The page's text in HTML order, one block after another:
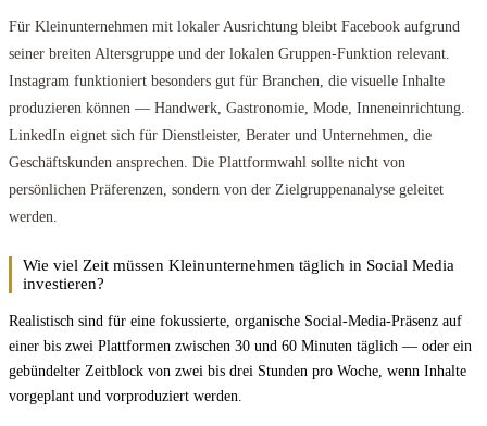
Für Kleinunternehmen mit lokaler Ausrichtung bleibt Facebook aufgrund
seiner breiten Altersgruppe und der lokalen Gruppen-Funktion relevant.
Instagram funktioniert besonders gut für Branchen, die visuelle Inhalte
produzieren können — Handwerk, Gastronomie, Mode, Inneneinrichtung.
LinkedIn eignet sich für Dienstleister, Berater und Unternehmen, die
Geschäftskunden ansprechen. Die Plattformwahl sollte nicht von
persönlichen Präferenzen, sondern von der Zielgruppenanalyse geleitet
werden.
Wie viel Zeit müssen Kleinunternehmen täglich in Social Media
investieren?
Realistisch sind für eine fokussierte, organische Social-Media-Präsenz auf
einer bis zwei Plattformen zwischen 30 und 60 Minuten täglich — oder ein
gebündelter Zeitblock von zwei bis drei Stunden pro Woche, wenn Inhalte
vorgeplant und vorproduziert werden.